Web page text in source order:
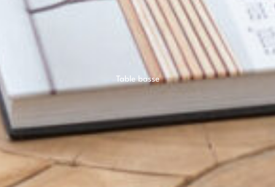
Table basse